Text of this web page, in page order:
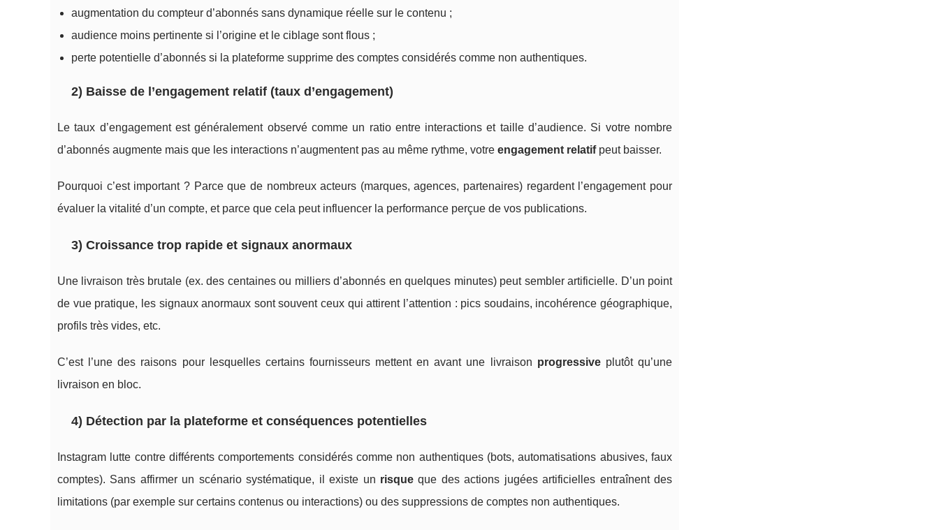
augmentation du compteur d’abonnés sans dynamique réelle sur le contenu ;
audience moins pertinente si l’origine et le ciblage sont flous ;
perte potentielle d’abonnés si la plateforme supprime des comptes considérés comme non authentiques.
2) Baisse de l’engagement relatif (taux d’engagement)
Le taux d’engagement est généralement observé comme un ratio entre interactions et taille d’audience. Si votre nombre
d’abonnés augmente mais que les interactions n’augmentent pas au même rythme, votre engagement relatifpeut baisser.
Pourquoi c’est important ? Parce que de nombreux acteurs (marques, agences, partenaires) regardent l’engagement pour
évaluer la vitalité d’un compte, et parce que cela peut influencer la performance perçue de vos publications.
3) Croissance trop rapide et signaux anormaux
Une livraison très brutale (ex. des centaines ou milliers d’abonnés en quelques minutes) peut sembler artificielle. D’un point
de vue pratique, les signaux anormaux sont souvent ceux qui attirent l’attention : pics soudains, incohérence géographique,
profils très vides, etc.
C’est l’une des raisons pour lesquelles certains fournisseurs mettent en avant une livraison progressiveplutôt qu’une
livraison en bloc.
4) Détection par la plateforme et conséquences potentielles
Instagram lutte contre différents comportements considérés comme non authentiques (bots, automatisations abusives, faux
comptes). Sans affirmer un scénario systématique, il existe un risqueque des actions jugées artificielles entraînent des
limitations (par exemple sur certains contenus ou interactions) ou des suppressions de comptes non authentiques.